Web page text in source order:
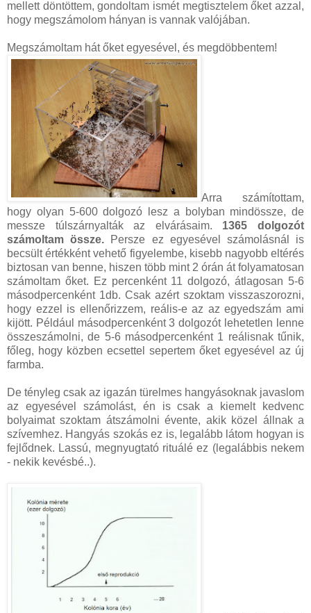
mellett döntöttem, gondoltam ismét megtisztelem őket azzal,
hogy megszámolom hányan is vannak valójában.
Megszámoltam hát őket egyesével, és megdöbbentem!
Arra számítottam,
hogy olyan 5-600 dolgozó lesz a bolyban mindössze, de
messze túlszárnyalták az elvárásaim. 1365 dolgozót
számoltam össze. Persze ez egyesével számolásnál is
becsült értékként vehető figyelembe, kisebb nagyobb eltérés
biztosan van benne, hiszen több mint 2 órán át folyamatosan
számoltam őket. Ez percenként 11 dolgozó, átlagosan 5-6
másodpercenként 1db. Csak azért szoktam visszaszorozni,
hogy ezzel is ellenőrizzem, reális-e az az egyedszám ami
kijött. Például másodpercenként 3 dolgozót lehetetlen lenne
összeszámolni, de 5-6 másodpercenként 1 reálisnak tűnik,
főleg, hogy közben ecsettel sepertem őket egyesével az új
farmba.
De tényleg csak az igazán türelmes hangyásoknak javaslom
az egyesével számolást, én is csak a kiemelt kedvenc
bolyaimat szoktam átszámolni évente, akik közel állnak a
szívemhez. Hangyás szokás ez is, legalább látom hogyan is
fejlődnek. Lassú, megnyugtató rituálé ez (legalábbis nekem
- nekik kevésbé..).